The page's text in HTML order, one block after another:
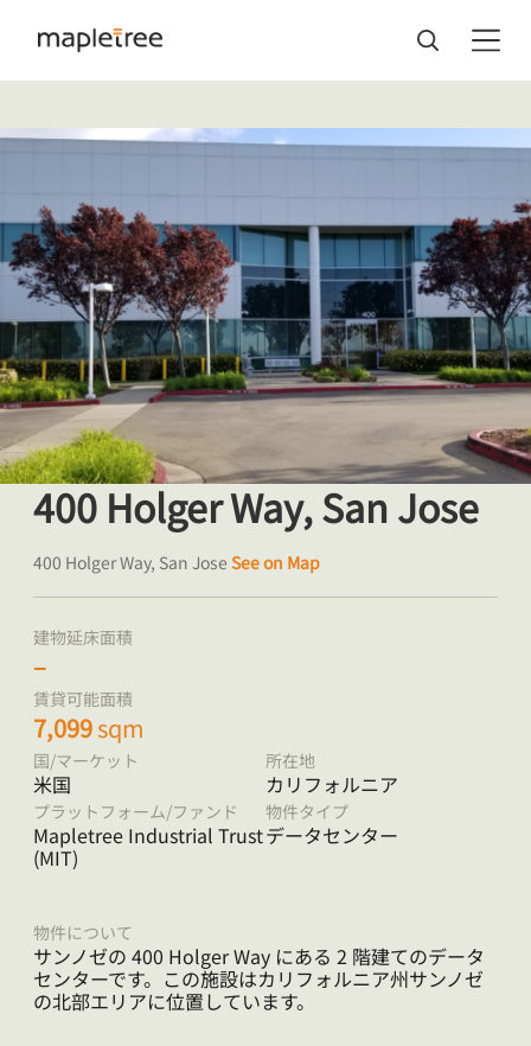
400 Holger Way, San Jose
400 Holger Way, San Jose See on Map
建物延床面積
–
賃貸可能面積
7,099sqm
国/マーケット
米国
所在地
カリフォルニア
プラットフォーム/ファンド
Mapletree Industrial Trust
(MIT)
物件タイプ
データセンター
物件について
サンノゼの 400 Holger Way にある 2 階建てのデータ
センターです。この施設はカリフォルニア州サンノゼ
の北部エリアに位置しています。